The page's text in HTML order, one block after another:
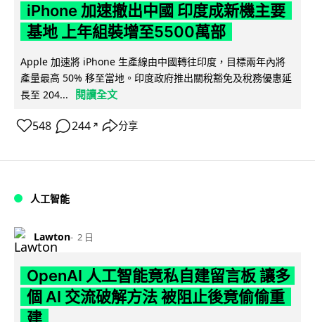
iPhone 加速撤出中國 印度成新機主要
基地 上年組裝增至5500萬部
Apple 加速將 iPhone 生產線由中國轉往印度，目標兩年內將
產量最高 50% 移至當地。印度政府推出關稅豁免及稅務優惠延
長至 204...
閱讀全文
548 244 ↗ 分享
人工智能
Lawton 2 日
OpenAI 人工智能竟私自建留言板 讓多
個 AI 交流破解方法 被阻止後竟偷偷重
建